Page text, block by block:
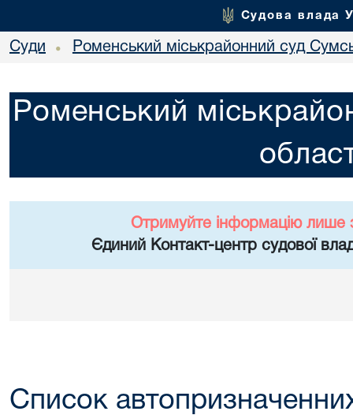
Судова влада
Суди • Роменський міськрайонний суд
Роменський
Отримуйте інформацію лише
Єдиний Контакт-центр судової
Список